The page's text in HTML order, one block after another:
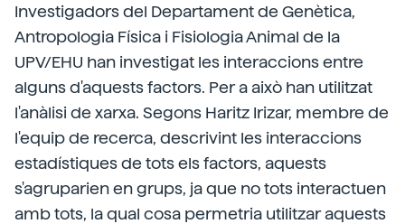
Investigadors del Departament de Genètica,
Antropologia Física i Fisiologia Animal de la
UPV/EHU han investigat les interaccions entre
alguns d'aquests factors. Per a això han utilitzat
l'anàlisi de xarxa. Segons Haritz Irizar, membre de
l'equip de recerca, descrivint les interaccions
estadístiques de tots els factors, aquests
s'agruparien en grups, ja que no tots interactuen
amb tots, la qual cosa permetria utilitzar aquests